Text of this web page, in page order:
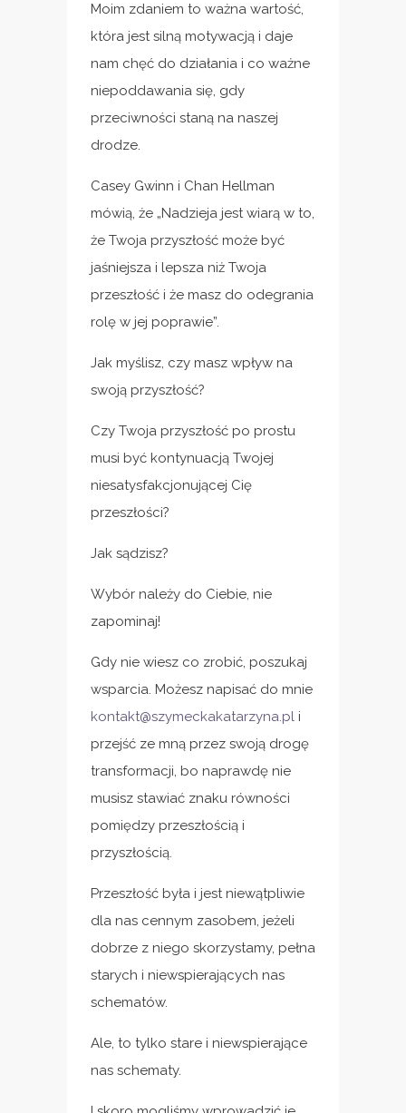
Moim zdaniem to ważna wartość,
która jest silną motywacją i daje
nam chęć do działania i co ważne
niepoddawania się, gdy
przeciwności staną na naszej
drodze.
Casey Gwinn i Chan Hellman
mówią, że „Nadzieja jest wiarą w to,
że Twoja przyszłość może być
jaśniejsza i lepsza niż Twoja
przeszłość i że masz do odegrania
rolę w jej poprawie”.
Jak myślisz, czy masz wpływ na
swoją przyszłość?
Czy Twoja przyszłość po prostu
musi być kontynuacją Twojej
niesatysfakcjonującej Cię
przeszłości?
Jak sądzisz?
Wybór należy do Ciebie, nie
zapominaj!
Gdy nie wiesz co zrobić, poszukaj
wsparcia. Możesz napisać do mnie
kontakt@szymeckakatarzyna.pl i
przejść ze mną przez swoją drogę
transformacji, bo naprawdę nie
musisz stawiać znaku równości
pomiędzy przeszłością i
przyszłością.
Przeszłość była i jest niewątpliwie
dla nas cennym zasobem, jeżeli
dobrze z niego skorzystamy, pełna
starych i niewspierających nas
schematów.
Ale, to tylko stare i niewspierające
nas schematy.